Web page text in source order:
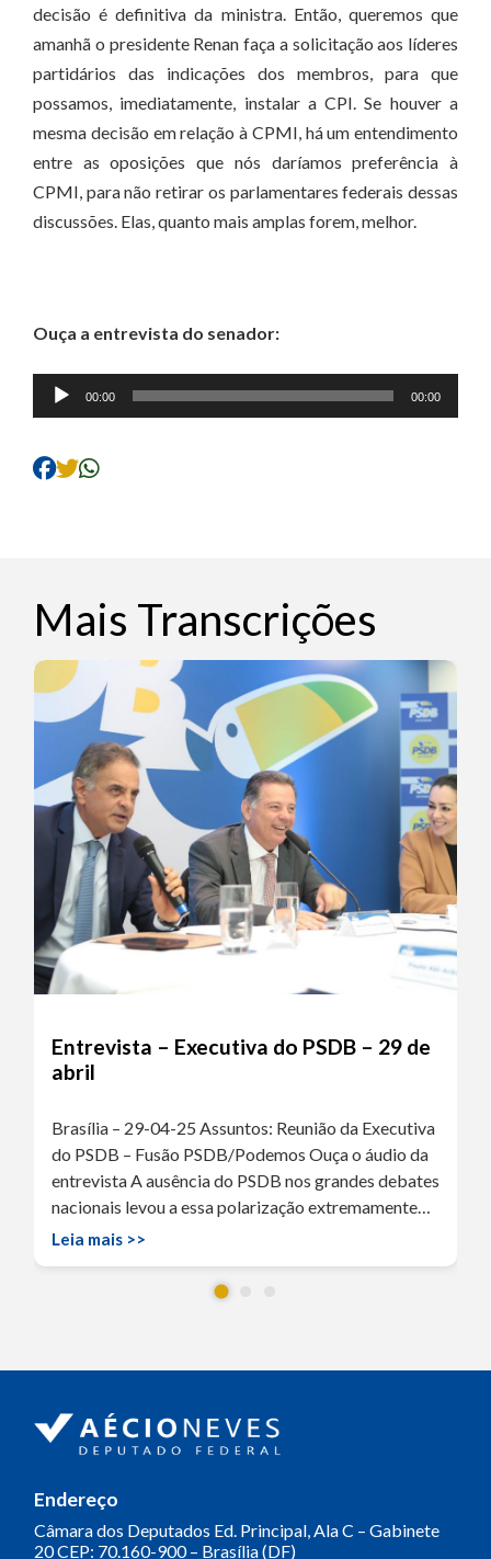
decisão é definitiva da ministra. Então, queremos que
amanhã o presidente Renan faça a solicitação aos líderes
partidários das indicações dos membros, para que
possamos, imediatamente, instalar a CPI. Se houver a
mesma decisão em relação à CPMI, há um entendimento
entre as oposições que nós daríamos preferência à
CPMI, para não retirar os parlamentares federais dessas
discussões. Elas, quanto mais amplas forem, melhor.
Ouça a entrevista do senador:
Tocador
de
00:00 00:00
Mais Transcrições
Entrevista – Executiva do PSDB – 29 de
abril
Brasília – 29-04-25 Assuntos: Reunião da Executiva
do PSDB – Fusão PSDB/Podemos Ouça o áudio da
entrevista A ausência do PSDB nos grandes debates
nacionais levou a essa polarização extremamente…
Leia mais >>
Endereço
Câmara dos Deputados Ed. Principal, Ala C – Gabinete
20CEP: 70.160-900 – Brasília (DF)